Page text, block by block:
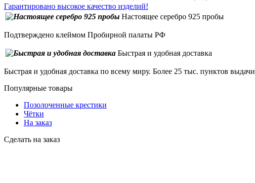
Гарантировано высокое качество изделий!
Настоящее серебро 925 пробы
Подтверждено клеймом Пробирной палаты РФ
Быстрая и удобная доставка
Быстрая и удобная доставка по всему миру. Более 25 тыс. пунктов выдачи
Популярные товары
Позолоченные крестики
Чётки
На заказ
Сделать на заказ